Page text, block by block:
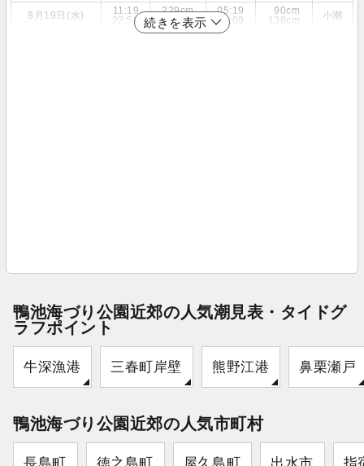
8月19日(水)
11:19
22:59
229cm
248cm
05:19
17:09
90cm
138cm
小潮
続きを表示
鴨池海づり公園近郊の人気潮見表・タイドグ
ラフポイント
牛深漁港 三春町岸壁 熊野江港 鼻栗瀬戸
鴨池海づり公園近郊の人気市町村
長島町 徳之島町 屋久島町 出水市 指